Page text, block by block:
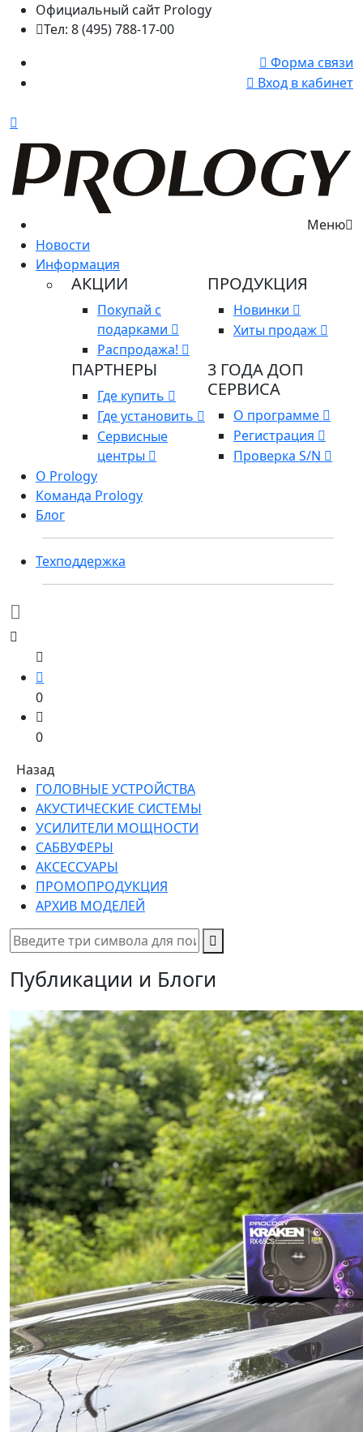
Официальный сайт Prology
Тел: 8 (495) 788-17-00
Форма связи
Вход в кабинет
Меню
Новости
Информация
АКЦИИ
Покупай с
подарками
Распродажа!
ПРОДУКЦИЯ
Новинки
Хиты продаж
ПАРТНЕРЫ
Где купить
Где установить
Сервисные
центры
3 ГОДА ДОП
СЕРВИСА
О программе
Регистрация
Проверка S/N
О Prology
Команда Prology
Блог
Техподдержка
0
0
Назад
ГОЛОВНЫЕ УСТРОЙСТВА
АКУСТИЧЕСКИЕ СИСТЕМЫ
УСИЛИТЕЛИ МОЩНОСТИ
САБВУФЕРЫ
АКСЕССУАРЫ
ПРОМОПРОДУКЦИЯ
АРХИВ МОДЕЛЕЙ
Публикации и Блоги